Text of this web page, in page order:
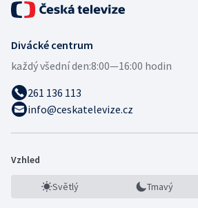
Divácké centrum
každý všední den:8:00—16:00 hodin
261 136 113
info@ceskatelevize.cz
Vzhled
Světlý Tmavý